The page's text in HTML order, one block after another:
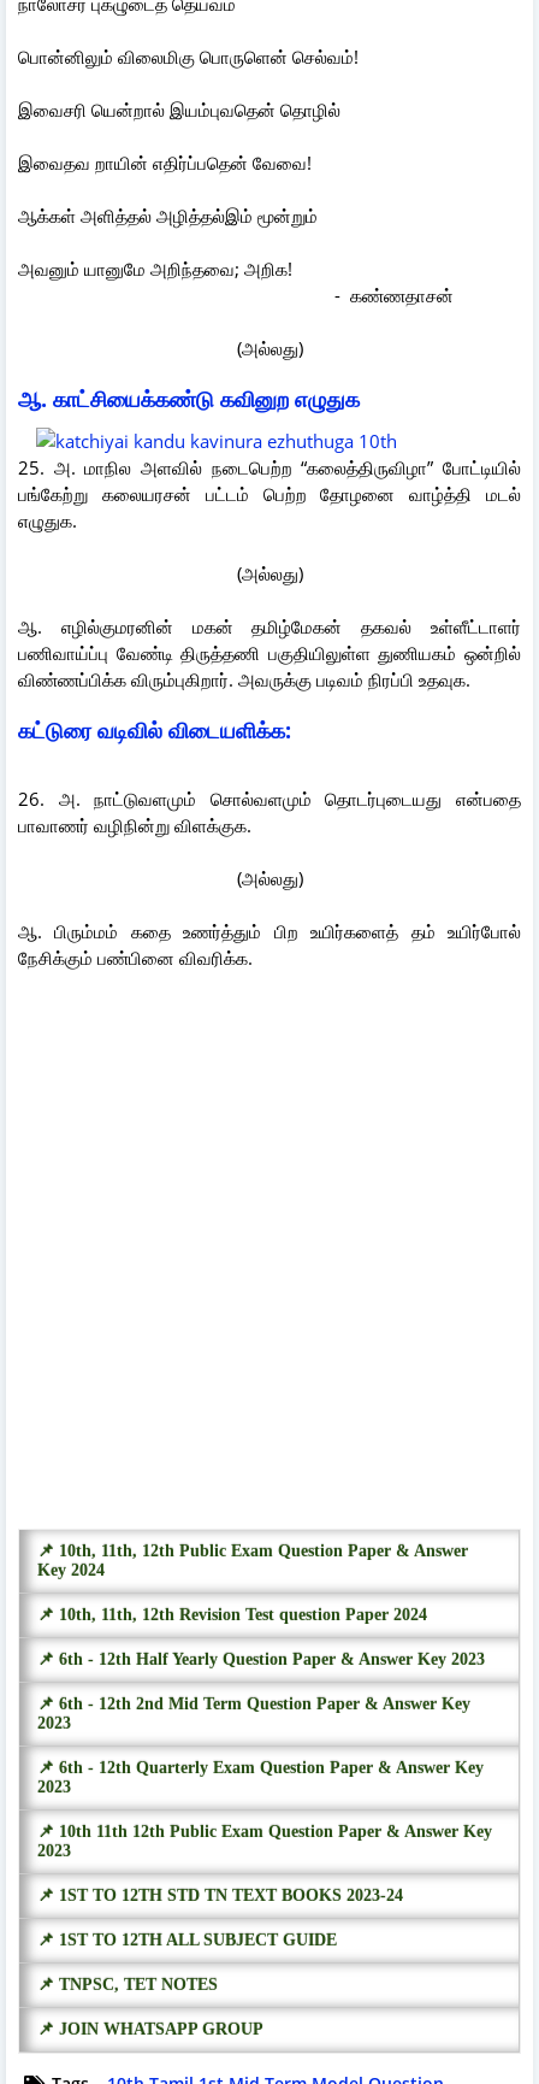
பொன்னிலும் விலைமிகு பொருளென் செல்வம்!
இவைசரி யென்றால் இயம்புவதென் தொழில்
இவைதவ றாயின் எதிர்ப்பதென் வேவை!
ஆக்கள் அளித்தல் அழித்தல்இம் மூன்றும்
அவனும் யானுமே அறிந்தவை; அறிக!
- கண்ணதாசன்
(அல்லது)
ஆ. காட்சியைக்கண்டு கவினுற எழுதுக
25. அ. மாநில அளவில் நடைபெற்ற “கலைத்திருவிழா” போட்டியில்
பங்கேற்று கலையரசன் பட்டம் பெற்ற தோழனை வாழ்த்தி மடல்
எழுதுக.
(அல்லது)
ஆ. எழில்குமரனின் மகன் தமிழ்மேகன் தகவல் உள்ளீட்டாளர்
பணிவாய்ப்பு வேண்டி திருத்தணி பகுதியிலுள்ள துணியகம் ஒன்றில்
விண்ணப்பிக்க விரும்புகிறார். அவருக்கு படிவம் நிரப்பி உதவுக.
கட்டுரை வடிவில் விடையளிக்க:
26. அ. நாட்டுவளமும் சொல்வளமும் தொடர்புடையது என்பதை
பாவாணர் வழிநின்று விளக்குக.
(அல்லது)
ஆ. பிரும்மம் கதை உணர்த்தும் பிற உயிர்களைத் தம் உயிர்போல்
நேசிக்கும் பண்பினை விவரிக்க.
📌 10th, 11th, 12th Public Exam Question Paper & Answer
Key 2024
📌 10th, 11th, 12th Revision Test question Paper 2024
📌 6th - 12th Half Yearly Question Paper & Answer Key 2023
📌 6th - 12th 2nd Mid Term Question Paper & Answer Key
2023
📌 6th - 12th Quarterly Exam Question Paper & Answer Key
2023
📌 10th 11th 12th Public Exam Question Paper & Answer Key
2023
📌 1ST TO 12TH STD TN TEXT BOOKS 2023-24
📌 1ST TO 12TH ALL SUBJECT GUIDE
📌 TNPSC, TET NOTES
📌 JOIN WHATSAPP GROUP